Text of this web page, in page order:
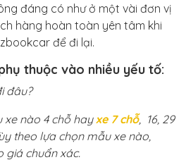
đáng có như ở một vài đơn vị
hàng hoàn toàn yên tâm khi
để đi lại.
thuộc vào nhiều yếu tố:
đâu?
xe nào 4 chỗ hayxe 7 chỗ, 16, 29
theo lựa chọn mẫu xe nào,
giá chuẩn xác.